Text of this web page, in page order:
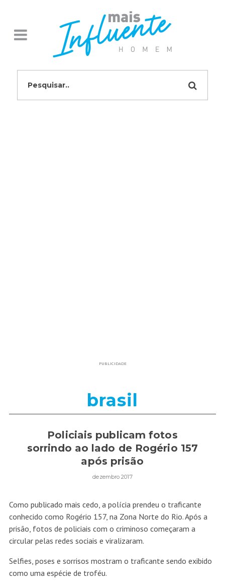
PUBLICIDADE
brasil
Policiais publicam fotos
sorrindo ao lado de Rogério 157
após prisão
dezembro 2017
Como publicado mais cedo, a polícia prendeu o traficante
conhecido como Rogério 157, na Zona Norte do Rio. Após a
prisão, fotos de policiais com o criminoso começaram a
circular pelas redes sociais e viralizaram.
Selfies, poses e sorrisos mostram o traficante sendo exibido
como uma espécie de troféu.